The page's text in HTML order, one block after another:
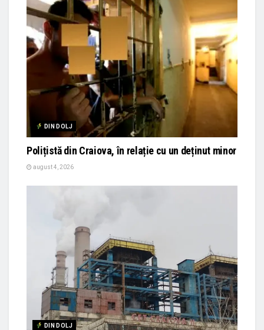
DIN DOLJ
Polițistă din Craiova, în relație cu un deținut minor
august 4, 2026
DIN DOLJ